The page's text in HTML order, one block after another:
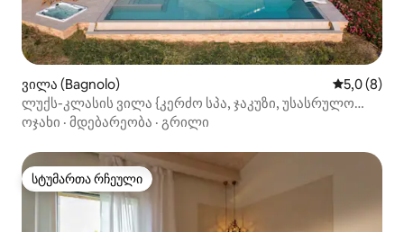
ვილა (Bagnolo) საშუალო
5,0 (8)
ლუქს-კლასის ვილა {კერძო სპა, ჯაკუზი, უსასრულო
აუზი}
ოჯახი · მდებარეობა · გრილი
სტუმართა რჩეული
სტუმართა რჩეული